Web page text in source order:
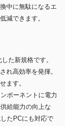
中に無駄になるエ
減できます。
た新規格です。
れ高効率を発揮。
ます。
ポーネントに電力
給能力の向上な
たPCにも対応で